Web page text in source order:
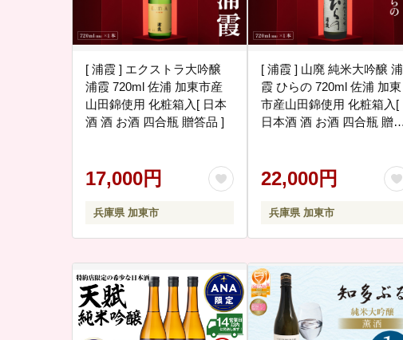
[ 浦霞 ] エクストラ大吟醸
浦霞 720ml 佐浦 加東市産
山田錦使用 化粧箱入[ 日本
酒 酒 お酒 四合瓶 贈答品 ]
17,000円
兵庫県 加東市
[ 浦霞 ] 山廃 純米大吟醸 浦
霞 ひらの 720ml 佐浦 加東
市産山田錦使用 化粧箱入[
日本酒 酒 お酒 四合瓶 贈答
22,000円
兵庫県 加東市